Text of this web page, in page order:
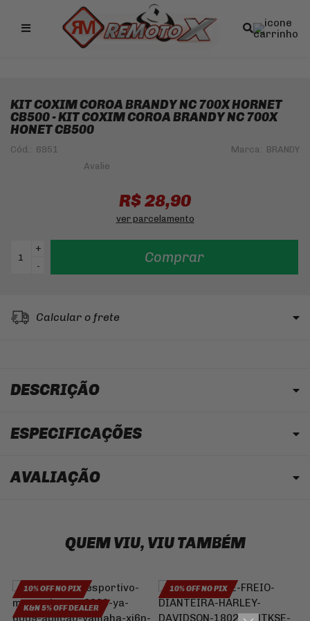
Remotox
10% OFF NO PIX
KIT COXIM COROA BRANDY NC 700X HORNET
CB500 - KIT COXIM COROA BRANDY NC 700X
HONET CB500
Cód.: 6951 Marca: BRANDY
R$ 28,90
ver parcelamento
+
-
Comprar
Calcular o frete
DESCRIÇÃO
ESPECIFICAÇÕES
AVALIAÇÃO
QUEM VIU, VIU TAMBÉM
10% OFF NO PIX
K&N 5% OFF DEALER
10% OFF NO PIX